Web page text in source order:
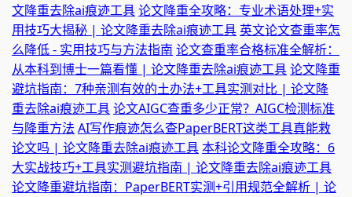
文降重去除ai痕迹工具论文降重全攻略：专业术语处理+实
用技巧大揭秘 | 论文降重去除ai痕迹工具 英文论文查重率怎
么降低 - 实用技巧与方法指南 论文查重率合格标准全解析：
从本科到博士一篇看懂 | 论文降重去除ai痕迹工具论文降重
避坑指南：7种亲测有效的土办法+工具实测对比 | 论文降
重去除ai痕迹工具论文AIGC查重多少正常？AIGC检测标准
与降重方法 AI写作痕迹怎么查PaperBERT这类工具真能救
论文吗 | 论文降重去除ai痕迹工具本科论文降重全攻略：6
大实战技巧+工具实测避坑指南 | 论文降重去除ai痕迹工具
论文降重避坑指南：PaperBERT实测+引用规范全解析 | 论